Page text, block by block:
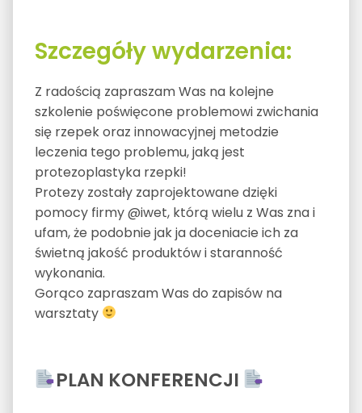
Szczegóły wydarzenia:
Z radością zapraszam Was na kolejne
szkolenie poświęcone problemowi zwichania
się rzepek oraz innowacyjnej metodzie
leczenia tego problemu, jaką jest
protezoplastyka rzepki!
Protezy zostały zaprojektowane dzięki
pomocy firmy @iwet, którą wielu z Was zna i
ufam, że podobnie jak ja doceniacie ich za
świetną jakość produktów i staranność
wykonania.
Gorąco zapraszam Was do zapisów na
warsztaty
PLAN KONFERENCJI